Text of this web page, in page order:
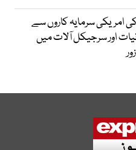
امریکی سرمایہ کاروں سے
اور سرجیکل آلات میں